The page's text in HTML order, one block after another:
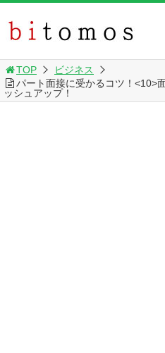
TOP
ビジネス
パート面接に受かるコツ！<10>
ッシュアップ！